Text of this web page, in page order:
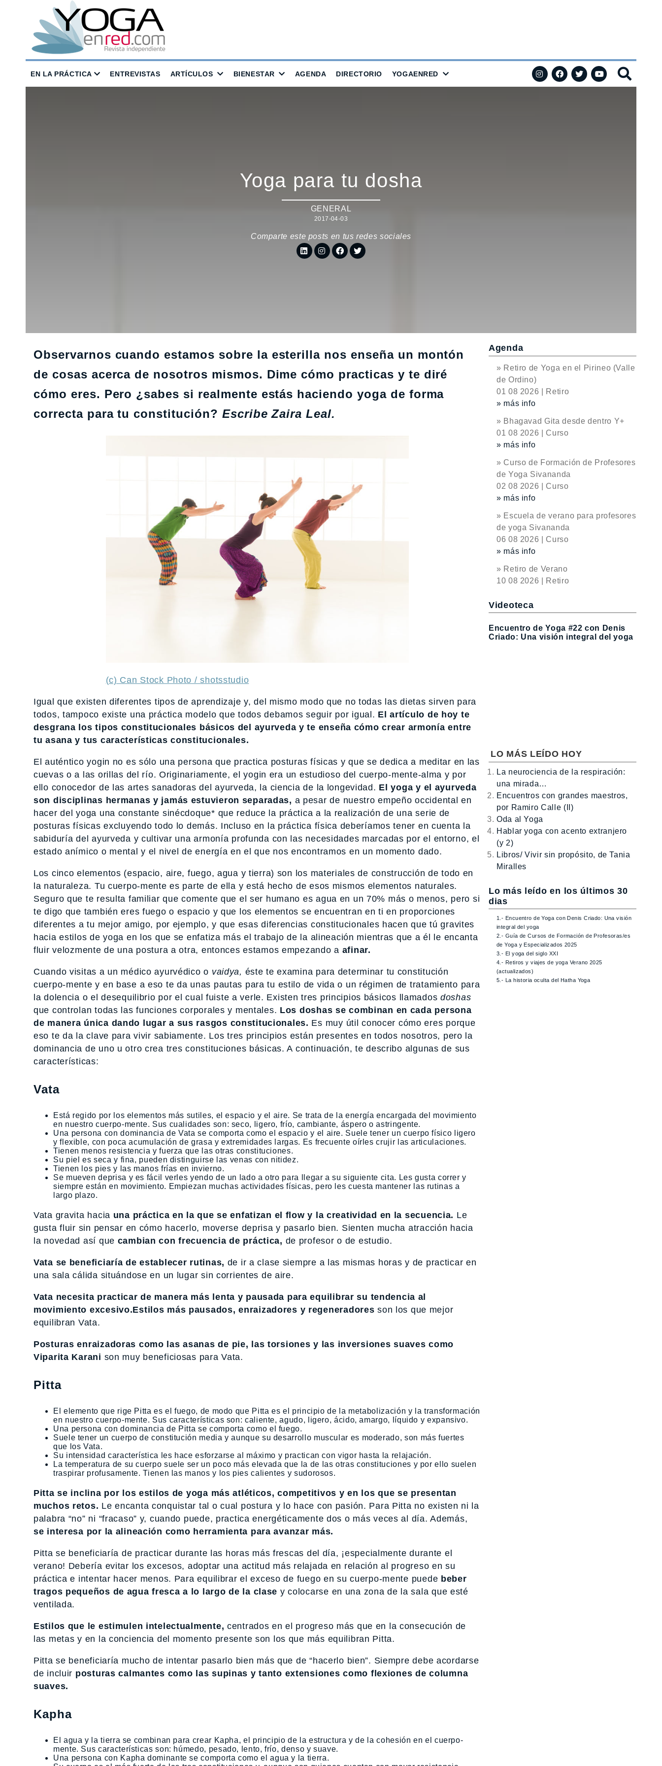
EN LA PRÁCTICA ENTREVISTAS ARTÍCULOS BIENESTAR AGENDA DIRECTORIO YOGAENRED
Yoga para tu dosha
GENERAL
2017-04-03
Comparte este posts en tus redes sociales
Observarnos cuando estamos sobre la esterilla nos enseña un montón
de cosas acerca de nosotros mismos. Dime cómo practicas y te diré
cómo eres. Pero ¿sabes si realmente estás haciendo yoga de forma
correcta para tu constitución? EscribeZaira Leal.
(c) Can Stock Photo / shotsstudio
Igual que existen diferentes tipos de aprendizaje y, del mismo modo que no todas las dietas sirven para
todos, tampoco existe una práctica modelo que todos debamos seguir por igual. El artículo de hoy te
desgrana los tipos constitucionales básicos del ayurveda y te enseña cómo crear armonía entre
tu asana y tus características constitucionales.
El auténtico yogin no es sólo una persona que practica posturas físicas y que se dedica a meditar en las
cuevas o a las orillas del río. Originariamente, el yogin era un estudioso del cuerpo-mente-alma y por
ello conocedor de las artes sanadoras del ayurveda, la ciencia de la longevidad. El yoga y el ayurveda
son disciplinas hermanas y jamás estuvieron separadas, a pesar de nuestro empeño occidental en
hacer del yoga una constante sinécdoque* que reduce la práctica a la realización de una serie de
posturas físicas excluyendo todo lo demás. Incluso en la práctica física deberíamos tener en cuenta la
sabiduría del ayurveda y cultivar una armonía profunda con las necesidades marcadas por el entorno, el
estado anímico o mental y el nivel de energía en el que nos encontramos en un momento dado.
Los cinco elementos (espacio, aire, fuego, agua y tierra) son los materiales de construcción de todo en
la naturaleza. Tu cuerpo-mente es parte de ella y está hecho de esos mismos elementos naturales.
Seguro que te resulta familiar que comente que el ser humano es agua en un 70% más o menos, pero si
te digo que también eres fuego o espacio y que los elementos se encuentran en ti en proporciones
diferentes a tu mejor amigo, por ejemplo, y que esas diferencias constitucionales hacen que tú gravites
hacia estilos de yoga en los que se enfatiza más el trabajo de la alineación mientras que a él le encanta
fluir velozmente de una postura a otra, entonces estamos empezando a afinar.
Cuando visitas a un médico ayurvédico o vaidya, éste te examina para determinar tu constitución
cuerpo-mente y en base a eso te da unas pautas para tu estilo de vida o un régimen de tratamiento para
la dolencia o el desequilibrio por el cual fuiste a verle. Existen tres principios básicos llamados doshas
que controlan todas las funciones corporales y mentales. Los doshas se combinan en cada persona
de manera única dando lugar a sus rasgos constitucionales. Es muy útil conocer cómo eres porque
eso te da la clave para vivir sabiamente. Los tres principios están presentes en todos nosotros, pero la
dominancia de uno u otro crea tres constituciones básicas. A continuación, te describo algunas de sus
características:
Vata
Está regido por los elementos más sutiles, el espacio y el aire. Se trata de la energía encargada del movimiento
en nuestro cuerpo-mente. Sus cualidades son: seco, ligero, frío, cambiante, áspero o astringente.
Una persona con dominancia de Vata se comporta como el espacio y el aire. Suele tener un cuerpo físico ligero
y flexible, con poca acumulación de grasa y extremidades largas. Es frecuente oírles crujir las articulaciones.
Tienen menos resistencia y fuerza que las otras constituciones.
Su piel es seca y fina, pueden distinguirse las venas con nitidez.
Tienen los pies y las manos frías en invierno.
Se mueven deprisa y es fácil verles yendo de un lado a otro para llegar a su siguiente cita. Les gusta correr y
siempre están en movimiento. Empiezan muchas actividades físicas, pero les cuesta mantener las rutinas a
largo plazo.
Vata gravita hacia una práctica en la que se enfatizan el flow y la creatividad en la secuencia. Le
gusta fluir sin pensar en cómo hacerlo, moverse deprisa y pasarlo bien. Sienten mucha atracción hacia
la novedad así que cambian con frecuencia de práctica, de profesor o de estudio.
Vata se beneficiaría de establecer rutinas, de ir a clase siempre a las mismas horas y de practicar en
una sala cálida situándose en un lugar sin corrientes de aire.
Vata necesita practicar de manera más lenta y pausada para equilibrar su tendencia al
movimiento excesivo.Estilos más pausados, enraizadores y regeneradores son los que mejor
equilibran Vata.
Posturas enraizadoras como las asanas de pie, las torsiones y las inversiones suaves como
Viparita Karani son muy beneficiosas para Vata.
Pitta
El elemento que rige Pitta es el fuego, de modo que Pitta es el principio de la metabolización y la transformación
en nuestro cuerpo-mente. Sus características son: caliente, agudo, ligero, ácido, amargo, líquido y expansivo.
Una persona con dominancia de Pitta se comporta como el fuego.
Suele tener un cuerpo de constitución media y aunque su desarrollo muscular es moderado, son más fuertes
que los Vata.
Su intensidad característica les hace esforzarse al máximo y practican con vigor hasta la relajación.
La temperatura de su cuerpo suele ser un poco más elevada que la de las otras constituciones y por ello suelen
traspirar profusamente. Tienen las manos y los pies calientes y sudorosos.
Pitta se inclina por los estilos de yoga más atléticos, competitivos y en los que se presentan
muchos retos. Le encanta conquistar tal o cual postura y lo hace con pasión. Para Pitta no existen ni la
palabra “no” ni “fracaso” y, cuando puede, practica energéticamente dos o más veces al día. Además,
se interesa por la alineación como herramienta para avanzar más.
Pitta se beneficiaría de practicar durante las horas más frescas del día, ¡especialmente durante el
verano! Debería evitar los excesos, adoptar una actitud más relajada en relación al progreso en su
práctica e intentar hacer menos. Para equilibrar el exceso de fuego en su cuerpo-mente puede beber
tragos pequeños de agua fresca a lo largo de la clase y colocarse en una zona de la sala que esté
ventilada.
Estilos que le estimulen intelectualmente, centrados en el progreso más que en la consecución de
las metas y en la conciencia del momento presente son los que más equilibran Pitta.
Pitta se beneficiaría mucho de intentar pasarlo bien más que de “hacerlo bien”. Siempre debe acordarse
de incluir posturas calmantes como las supinas y tanto extensiones como flexiones de columna
suaves.
Kapha
El agua y la tierra se combinan para crear Kapha, el principio de la estructura y de la cohesión en el cuerpo-
mente. Sus características son: húmedo, pesado, lento, frío, denso y suave.
Una persona con Kapha dominante se comporta como el agua y la tierra.
Agenda
» Retiro de Yoga en el Pirineo (Valle
de Ordino)
01 08 2026 | Retiro
» más info
» Bhagavad Gita desde dentro Y+
01 08 2026 | Curso
» más info
» Curso de Formación de Profesores
de Yoga Sivananda
02 08 2026 | Curso
» más info
» Escuela de verano para profesores
de yoga Sivananda
06 08 2026 | Curso
» más info
» Retiro de Verano
10 08 2026 | Retiro
Videoteca
Encuentro de Yoga #22 con Denis
Criado: Una visión integral del yoga
LO MÁS LEÍDO HOY
La neurociencia de la respiración:
una mirada…
Encuentros con grandes maestros,
por Ramiro Calle (II)
Oda al Yoga
Hablar yoga con acento extranjero
(y 2)
Libros/ Vivir sin propósito, de Tania
Miralles
Lo más leído en los últimos 30
dias
1.- Encuentro de Yoga con Denis Criado: Una visión
integral del yoga
2.- Guía de Cursos de Formación de Profesoras/es
de Yoga y Especializados 2025
3.- El yoga del siglo XXI
4.- Retiros y viajes de yoga Verano 2025
(actualizados)
5.- La historia oculta del Hatha Yoga